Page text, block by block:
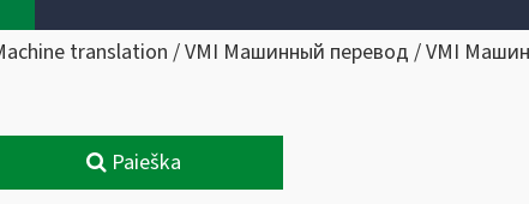
translation / VMI Машинный перевод / VMI
Paieška